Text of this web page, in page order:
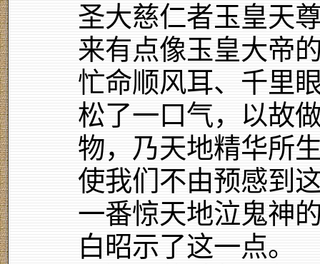
圣大慈仁者玉皇天
来有点像玉皇大帝
忙命顺风耳、千里
松了一口气，以故
物，乃天地精华所
使我们不由预感到
一番惊天地泣鬼神
白昭示了这一点。